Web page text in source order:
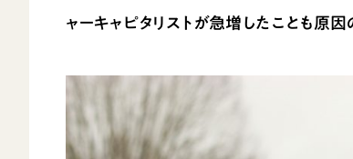
ャーキャピタリストが急増したことも原因